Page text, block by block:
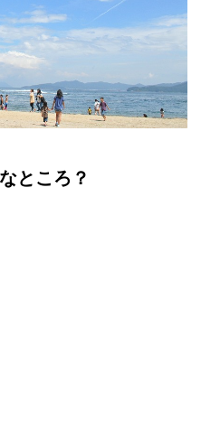
ところ？